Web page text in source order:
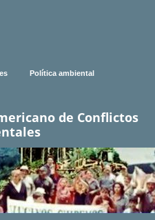
Política ambiental
de Conflictos